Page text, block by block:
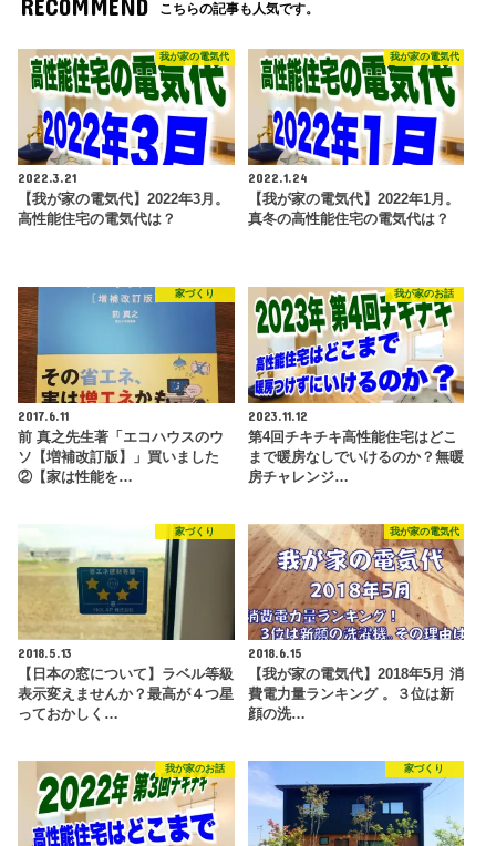
RECOMMEND こちらの記事も人気です。
我が家の電気代
2022.3.21
【我が家の電気代】2022年3月。
高性能住宅の電気代は？
我が家の電気代
2022.1.24
【我が家の電気代】2022年1月。
真冬の高性能住宅の電気代は？
家づくり
2017.6.11
前 真之先生著「エコハウスのウ
ソ【増補改訂版】」買いました
②【家は性能を…
我が家のお話
2023.11.12
第4回チキチキ高性能住宅はどこ
まで暖房なしでいけるのか？無暖
房チャレンジ…
家づくり
2018.5.13
【日本の窓について】ラベル等級
表示変えませんか？最高が４つ星
っておかしく…
我が家の電気代
2018.6.15
【我が家の電気代】2018年5月 消
費電力量ランキング 。３位は新
顔の洗…
我が家のお話 家づくり